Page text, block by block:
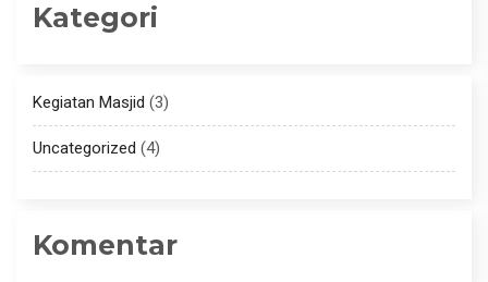
Kategori
Kegiatan Masjid (3)
Uncategorized (4)
Komentar